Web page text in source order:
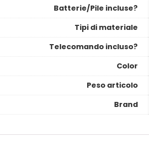
Batterie/Pile incluse?
Tipi di materiale
Telecomando incluso?
Color
Peso articolo
Brand